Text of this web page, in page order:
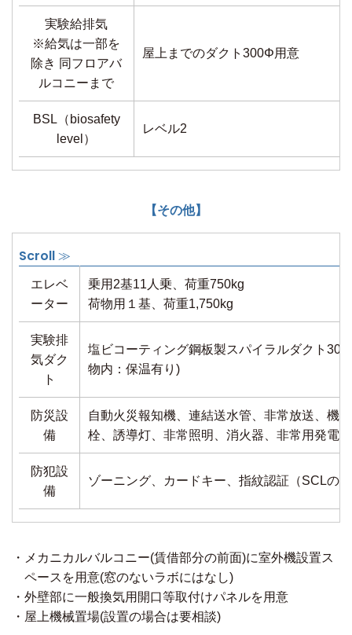
実験給排気
※給気は一部を
除き 同フロアバ
ルコニーまで
屋上までのダクト300Φ用意
BSL（biosafety
level）
レベル2
【その他】
エレベ
ーター
乗用2基11人乗、荷重750kg
荷物用１基、荷重1,750kg
実験排
気ダク
ト
塩ビコーティング鋼板製スパイラルダクト
物内：保温有り)
防災設
備
自動火災報知機、連結送水管、非常放送、機
栓、誘導灯、非常照明、消火器、非常用発電
防犯設
備
ゾーニング、カードキー、指紋認証（SCLの
・メカニカルバルコニー(賃借部分の前面)に室外機設置ス
ペースを用意(窓のないラボにはなし)
・外壁部に一般換気用開口等取付けパネルを用意
・屋上機械置場(設置の場合は要相談)